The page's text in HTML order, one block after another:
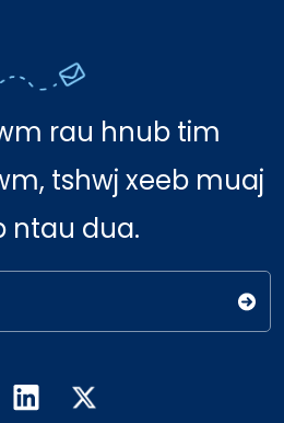
rau hnub tim
tshwj xeeb muaj
ntau dua.